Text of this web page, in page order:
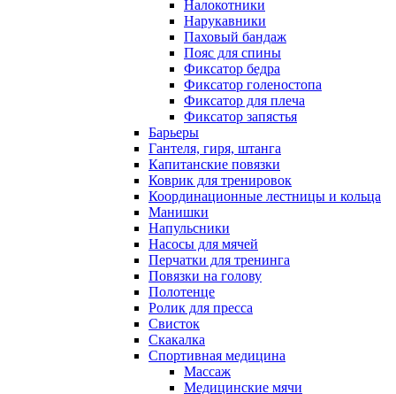
Налокотники
Нарукавники
Паховый бандаж
Пояс для спины
Фиксатор бедра
Фиксатор голеностопа
Фиксатор для плеча
Фиксатор запястья
Барьеры
Гантеля, гиря, штанга
Капитанские повязки
Коврик для тренировок
Координационные лестницы и кольца
Манишки
Напульсники
Насосы для мячей
Перчатки для тренинга
Повязки на голову
Полотенце
Ролик для пресса
Свисток
Скакалка
Спортивная медицина
Массаж
Медицинские мячи